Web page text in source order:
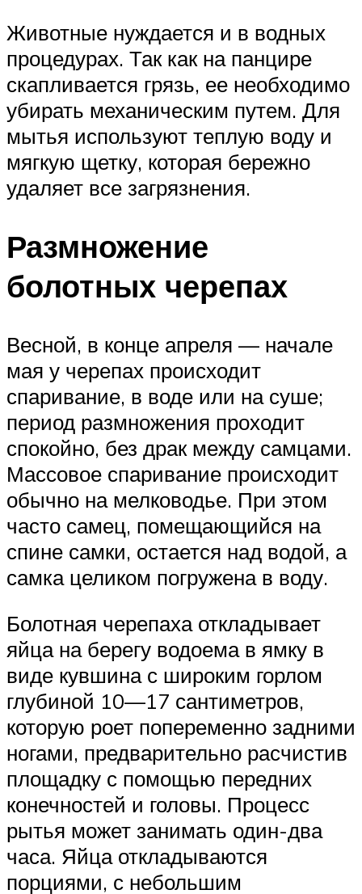
Животные нуждается и в водных
процедурах. Так как на панцире
скапливается грязь, ее необходимо
убирать механическим путем. Для
мытья используют теплую воду и
мягкую щетку, которая бережно
удаляет все загрязнения.
Размножение
болотных черепах
Весной, в конце апреля — начале
мая у черепах происходит
спаривание, в воде или на суше;
период размножения проходит
спокойно, без драк между самцами.
Массовое спаривание происходит
обычно на мелководье. При этом
часто самец, помещающийся на
спине самки, остается над водой, а
самка целиком погружена в воду.
Болотная черепаха откладывает
яйца на берегу водоема в ямку в
виде кувшина с широким горлом
глубиной 10—17 сантиметров,
которую роет попеременно задними
ногами, предварительно расчистив
площадку с помощью передних
конечностей и головы. Процесс
рытья может занимать один-два
часа. Яйца откладываются
порциями, с небольшим